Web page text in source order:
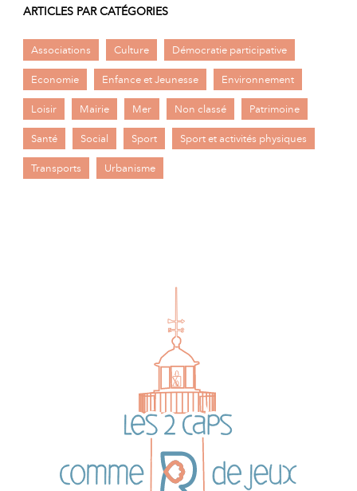
ARTICLES PAR CATÉGORIES
Associations Culture Démocratie participative
Economie Enfance et Jeunesse Environnement
Loisir Mairie Mer Non classé Patrimoine
Santé Social Sport Sport et activités physiques
Transports Urbanisme